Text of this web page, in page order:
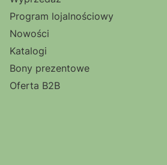
Program lojalnościowy
Nowości
Katalogi
Bony prezentowe
Oferta B2B